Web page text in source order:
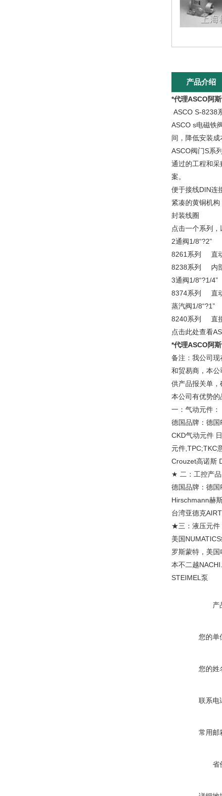
产品介绍
*代理ASCO阿
ASCO S-8238
ASCO s电磁铁
间，降低安装
ASCO阀门S系
通过的工程和
案。
便于接线DIN连
紧凑的黄铜机构
封装线圈
点击一个系列
2通阀1/8“?2”
8261系列 直动
8238系列 内部
3通阀1/8“?1/4”
8374系列 直动
蒸汽阀1/8“?1”
8240系列 直接
点击此处查看
*代理ASCO阿
备注：我公司
和贸易商，本
供产品报关单
本公司有优势的
一：气动元件：
德国品牌：德
CKD气动元件
元件,TPC;TKC
Crouzet高诺斯
★ 二：工控产品
德国品牌：德
Hirschmann赫
台湾亚德克
★三：液压元件
美国
罗斯蒙特，美
本不二越
STEIMEL泵
产
您的单
您的姓
联系电
常用邮
省